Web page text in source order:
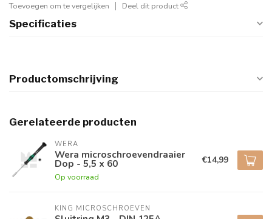
Toevoegen om te vergelijken Deel dit product
Specificaties
Productomschrijving
Gerelateerde producten
WERA
Wera microschroevendraaier
Dop - 5,5 x 60
Op voorraad
€14,99
KING MICROSCHROEVEN